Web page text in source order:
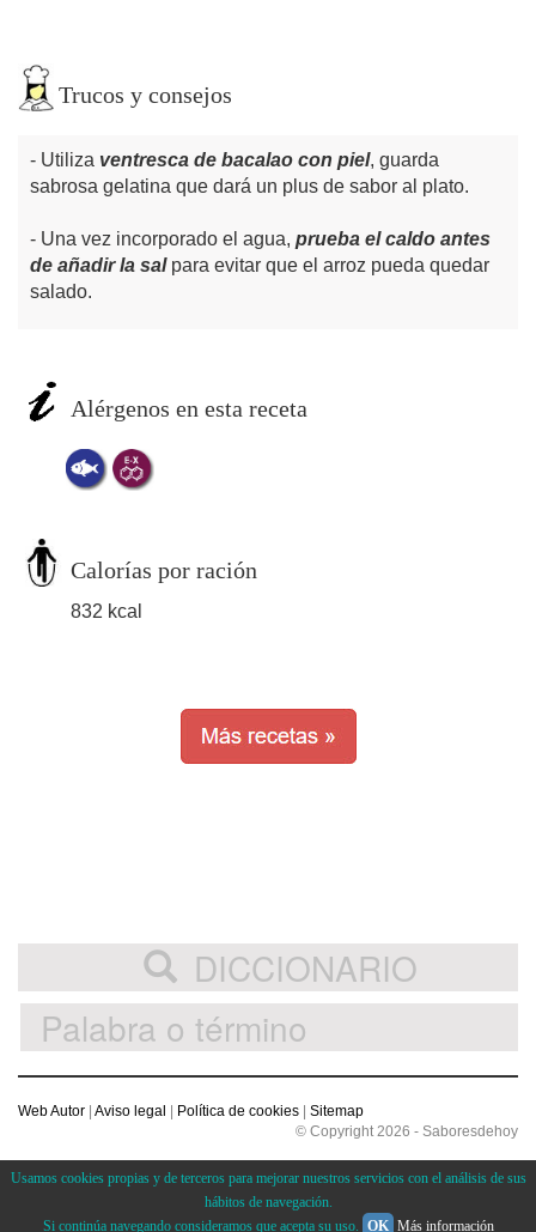
Trucos y consejos
Utiliza ventresca de bacalao con piel, guarda
sabrosa gelatina que dará un plus de sabor al plato.
Una vez incorporado el agua, prueba el caldo antes
de añadir la salpara evitar que el arroz pueda quedar
salado.
Alérgenos en esta receta
Calorías por ración
832 kcal
DICCIONARIO
Web Autor Aviso legal Política de cookies
Sitemap
© Copyright 2026 - Saboresdehoy
Usamos cookies propias y de terceros para mejorar nuestros servicios con el análisis de sus
hábitos de navegación.
Si continúa navegando consideramos que acepta su uso. OK Más información